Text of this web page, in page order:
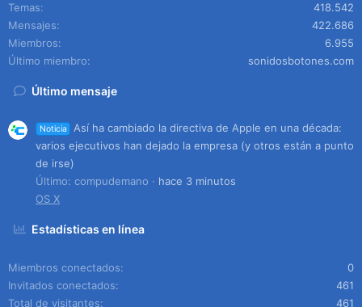
Temas
418.542
Mensajes
422.686
Miembros
6.955
Último miembro
sonidosbotones.com
Último mensaje
Noticia
Así ha cambiado la directiva de Apple en una década:
varios ejecutivos han dejado la empresa (y otros están a punto
de irse)
Último: compudemano
hace 3 minutos
OS X
Estadísticas en línea
Miembros conectados
0
Invitados conectados
461
Total de visitantes
461